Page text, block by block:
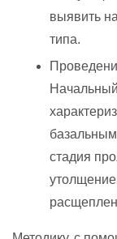
выявить
типа.
стадия